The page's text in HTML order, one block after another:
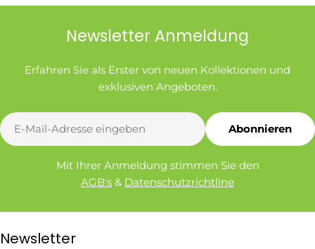
Newsletter Anmeldung
Erfahren Sie als Erster von neuen Kollektionen und
exklusiven Angeboten.
E-
Mail
Abonnieren
Mit Ihrer Anmeldung stimmen Sie den
AGB's & Datenschutzrichtline
Newsletter